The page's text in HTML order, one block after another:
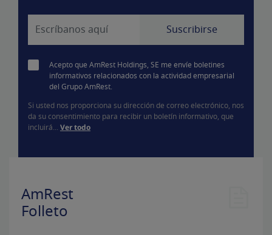
Acepto que AmRest Holdings, SE me envíe boletines
informativos relacionados con la actividad empresarial
del Grupo AmRest.
Si usted nos proporciona su dirección de correo electrónico, nos
da su consentimiento para recibir un boletín informativo, que
incluirá... Ver todo
AmRest
Folleto